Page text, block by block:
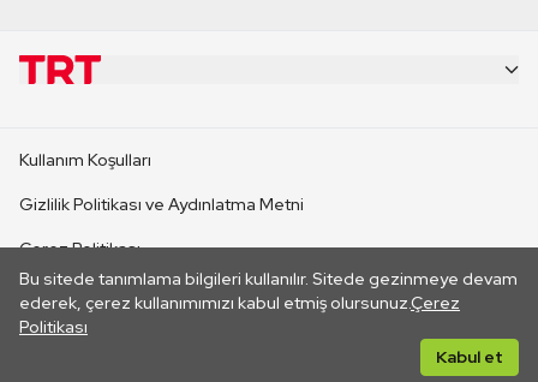
Bu sitede tanımlama bilgileri kullanılır. Sitede gezinmeye devam
ederek, çerez kullanımımızı kabul etmiş olursunuz.Çerez
Politikası
Kabul et
CANLI YAYINLAR
Kullanım Koşulları
Gizlilik Politikası ve Aydınlatma Metni
Çerez Politikası
İletişim
Her hakkı saklıdır. ©2026 TRT. Bağlantı yoluyla gidilen dış